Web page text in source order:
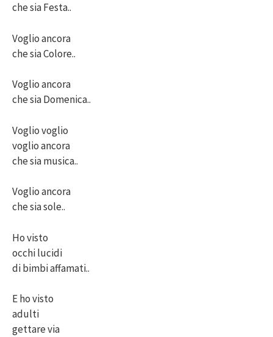
che sia Festa..
Voglio ancora
che sia Colore..
Voglio ancora
che sia Domenica..
Voglio voglio
voglio ancora
che sia musica..
Voglio ancora
che sia sole..
Ho visto
occhi lucidi
di bimbi affamati..
E ho visto
adulti
gettare via